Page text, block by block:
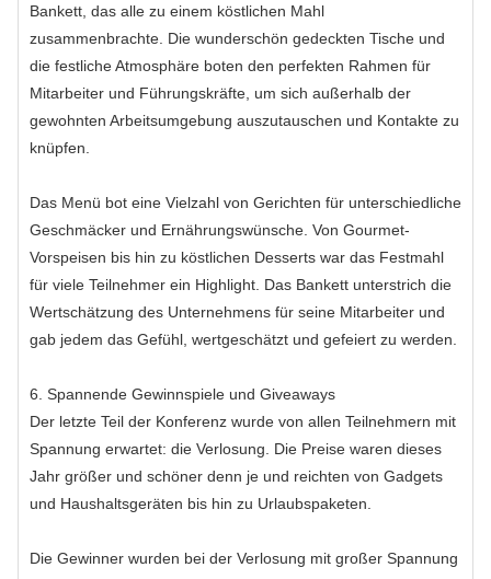
Bankett, das alle zu einem köstlichen Mahl
zusammenbrachte. Die wunderschön gedeckten Tische und
die festliche Atmosphäre boten den perfekten Rahmen für
Mitarbeiter und Führungskräfte, um sich außerhalb der
gewohnten Arbeitsumgebung auszutauschen und Kontakte zu
knüpfen.
Das Menü bot eine Vielzahl von Gerichten für unterschiedliche
Geschmäcker und Ernährungswünsche. Von Gourmet-
Vorspeisen bis hin zu köstlichen Desserts war das Festmahl
für viele Teilnehmer ein Highlight. Das Bankett unterstrich die
Wertschätzung des Unternehmens für seine Mitarbeiter und
gab jedem das Gefühl, wertgeschätzt und gefeiert zu werden.
6. Spannende Gewinnspiele und Giveaways
Der letzte Teil der Konferenz wurde von allen Teilnehmern mit
Spannung erwartet: die Verlosung. Die Preise waren dieses
Jahr größer und schöner denn je und reichten von Gadgets
und Haushaltsgeräten bis hin zu Urlaubspaketen.
Die Gewinner wurden bei der Verlosung mit großer Spannung